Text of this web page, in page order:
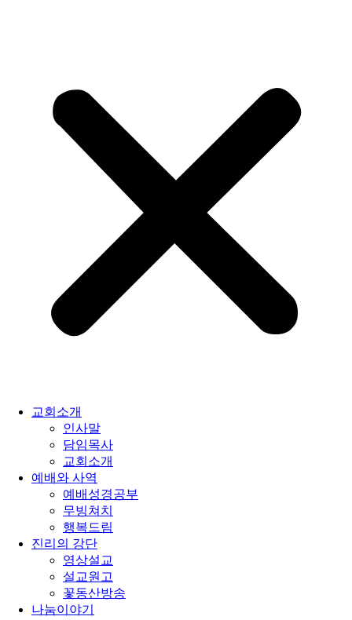
교회소개
인사말
담임목사
교회소개
예배와 사역
예배성경공부
무빙쳐치
행복드림
진리의 강단
영상설교
설교원고
꽃동산방송
나눔이야기